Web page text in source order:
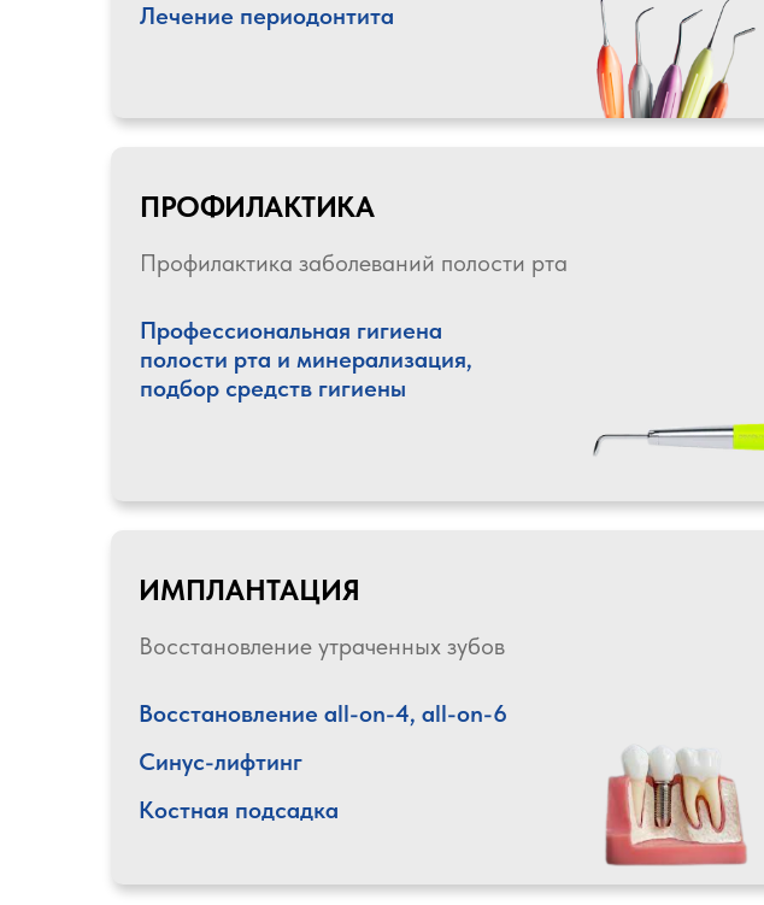
ИМПЛАНТАЦИЯ
ПРОФИЛАКТИКА
Восстановление утраченных зубов
Профилактика заболеваний полости рта
Восстановление all-on-4, all-on-6
Профессиональная гигиена
полости рта и минерализация,
подбор средств гигиены
Синус-лифтинг
Костная подсадка
Лечение периодонтита